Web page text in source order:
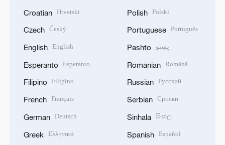
Croatian Hrvatski
Czech Český
English English
Esperanto Esperanto
Filipino Filipino
French Français
German Deutsch
Greek Ελληνικά
Polish Polski
Portuguese Português
Pashto پښتو
Romanian Română
Russian Русский
Serbian Српски
Sinhala සිංහල
Spanish Español